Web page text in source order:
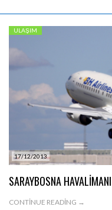
İLETİŞİM
17/12/2013
ULAŞIM
SARAYBOSNA
CONTINUE READING →